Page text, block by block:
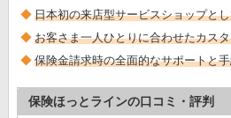
日本初の来店型サービスショップと
お客さま一人ひとりに合わせたカス
保険金請求時の全面的なサポートと
保険ほっとラインの口コミ・評判